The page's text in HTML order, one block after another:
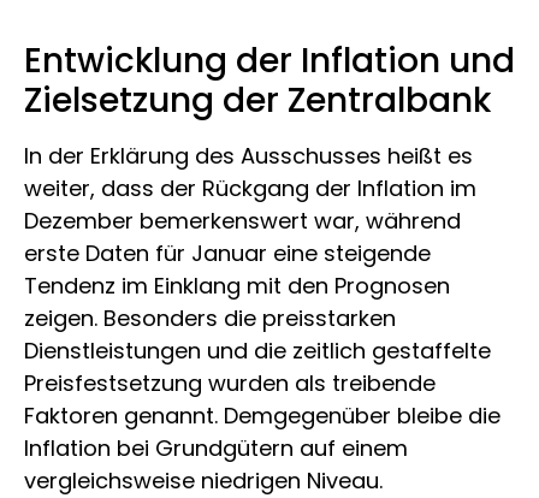
Entwicklung der Inflation und
Zielsetzung der Zentralbank
In der Erklärung des Ausschusses heißt es
weiter, dass der Rückgang der Inflation im
Dezember bemerkenswert war, während
erste Daten für Januar eine steigende
Tendenz im Einklang mit den Prognosen
zeigen. Besonders die preisstarken
Dienstleistungen und die zeitlich gestaffelte
Preisfestsetzung wurden als treibende
Faktoren genannt. Demgegenüber bleibe die
Inflation bei Grundgütern auf einem
vergleichsweise niedrigen Niveau.